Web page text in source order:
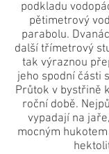
podkladu
pětimetrový
parabolu.
další třímetrový
tak výraznou
jeho spodní části
Průtok v bystřině
roční době.
vypadají na
mocným